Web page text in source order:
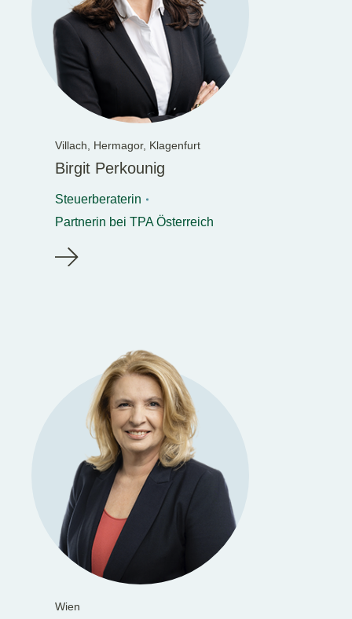
Villach, Hermagor, Klagenfurt
Birgit Perkounig
Steuerberaterin
Partnerin bei TPA Österreich
Wien